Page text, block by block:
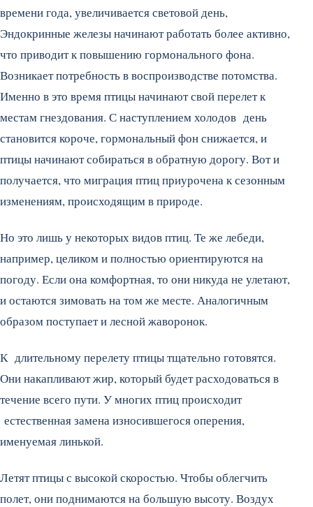
времени года, увеличивается световой день,
Эндокринные железы начинают работать более активно,
что приводит к повышению гормонального фона.
Возникает потребность в воспроизводстве потомства.
Именно в это время птицы начинают свой перелет к
местам гнездования. С наступлением холодов день
становится короче, гормональный фон снижается, и
птицы начинают собираться в обратную дорогу. Вот и
получается, что миграция птиц приурочена к сезонным
изменениям, происходящим в природе.
Но это лишь у некоторых видов птиц. Те же лебеди,
например, целиком и полностью ориентируются на
погоду. Если она комфортная, то они никуда не улетают,
и остаются зимовать на том же месте. Аналогичным
образом поступает и лесной жаворонок.
К длительному перелету птицы тщательно готовятся.
Они накапливают жир, который будет расходоваться в
течение всего пути. У многих птиц происходит
естественная замена износившегося оперения,
именуемая линькой.
Летят птицы с высокой скоростью. Чтобы облегчить
полет, они поднимаются на большую высоту. Воздух